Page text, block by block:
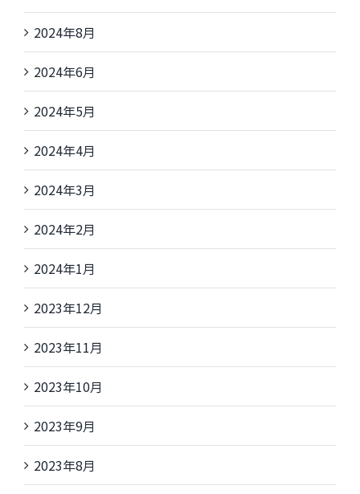
2024年8月
2024年6月
2024年5月
2024年4月
2024年3月
2024年2月
2024年1月
2023年12月
2023年11月
2023年10月
2023年9月
2023年8月